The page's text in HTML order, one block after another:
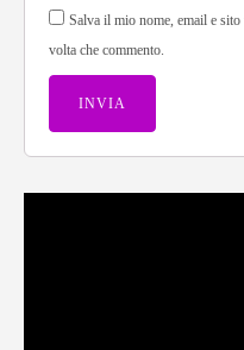
Salva il mio nome, email e
volta che commento.